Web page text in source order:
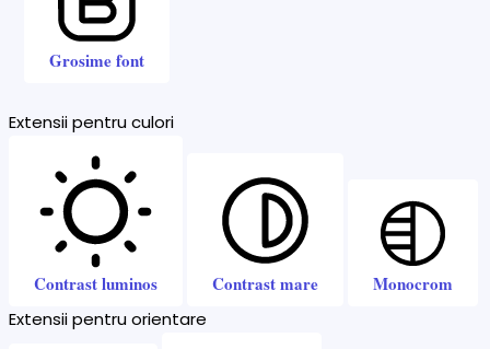
Grosime font
Extensii pentru culori
Contrast luminos Contrast mare Monocrom
Extensii pentru orientare